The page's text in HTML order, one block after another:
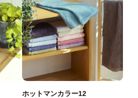
ホットマンカラー12